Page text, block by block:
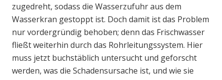
zugedreht, sodass die Wasserzufuhr aus dem
Wasserkran gestoppt ist. Doch damit ist das Problem
nur vordergründig behoben; denn das Frischwasser
fließt weiterhin durch das Rohrleitungssystem. Hier
muss jetzt buchstäblich untersucht und geforscht
werden, was die Schadensursache ist, und wie sie